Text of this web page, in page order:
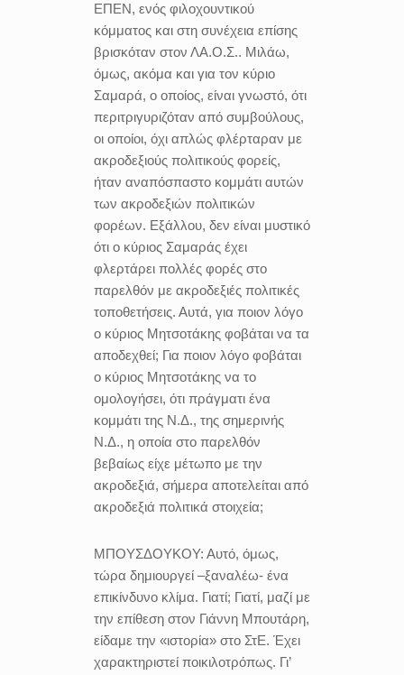
ΕΠΕΝ, ενός φιλοχουντικού
κόμματος και στη συνέχεια επίσης
βρισκόταν στον ΛΑ.Ο.Σ.. Μιλάω,
όμως, ακόμα και για τον κύριο
Σαμαρά, ο οποίος, είναι γνωστό, ότι
περιτριγυριζόταν από συμβούλους,
οι οποίοι, όχι απλώς φλέρταραν με
ακροδεξιούς πολιτικούς φορείς,
ήταν αναπόσπαστο κομμάτι αυτών
των ακροδεξιών πολιτικών
φορέων. Εξάλλου, δεν είναι μυστικό
ότι ο κύριος Σαμαράς έχει
φλερτάρει πολλές φορές στο
παρελθόν με ακροδεξιές πολιτικές
τοποθετήσεις. Αυτά, για ποιον λόγο
ο κύριος Μητσοτάκης φοβάται να τα
αποδεχθεί; Για ποιον λόγο φοβάται
ο κύριος Μητσοτάκης να το
ομολογήσει, ότι πράγματι ένα
κομμάτι της Ν.Δ., της σημερινής
Ν.Δ., η οποία στο παρελθόν
βεβαίως είχε μέτωπο με την
ακροδεξιά, σήμερα αποτελείται από
ακροδεξιά πολιτικά στοιχεία;
ΜΠΟΥΣΔΟΥΚΟΥ: Αυτό, όμως,
τώρα δημιουργεί –ξαναλέω- ένα
επικίνδυνο κλίμα. Γιατί; Γιατί, μαζί με
την επίθεση στον Γιάννη Μπουτάρη,
είδαμε την «ιστορία» στο ΣτΕ. Έχει
χαρακτηριστεί ποικιλοτρόπως. Γι’